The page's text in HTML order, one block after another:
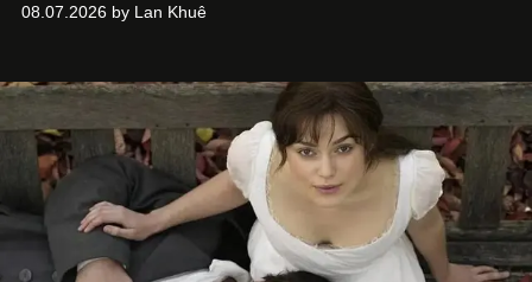
nói về cái mới, về xu hướng tiếp theo, về những điều
08.07.2026 by Lan Khuê